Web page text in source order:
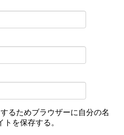
るためブラウザーに自分の名
を保存する。